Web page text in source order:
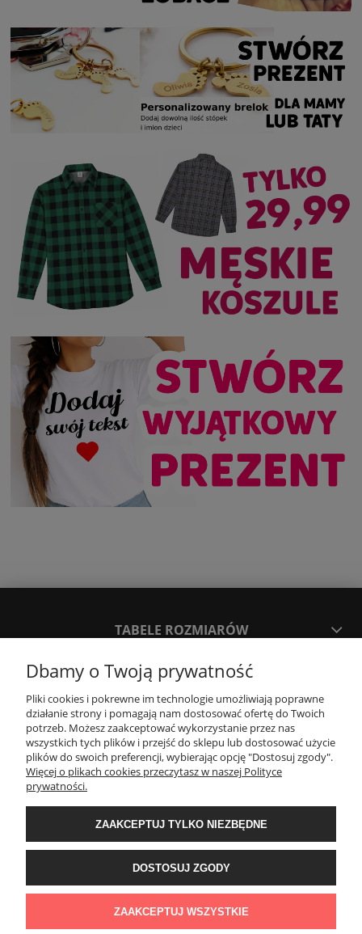
TABELE ROZMIARÓW
SPOSOBY PŁATNOŚCI ORAZ CZAS I KOSZTY DOSTAWY
DOSTAWY
KONTAKT
WYMIANA / ZWROTY / REKLAMACJE
REGULAMINY
Timeforf| ul. SOŁTYKA TADEUSZA 16C /SEGMENT NUMER 6 | 39-
300 Mielec | woj. podkarpackie |tel: 732 220 654pon-pt: 8:00-16:00 | mail:
Dbamy o Twoją prywatność
Pliki cookies i pokrewne im technologie umożliwiają poprawne
działanie strony i pomagają nam dostosować ofertę do Twoich
potrzeb. Możesz zaakceptować wykorzystanie przez nas
wszystkich tych plików i przejść do sklepu lub dostosować użycie
plików do swoich preferencji, wybierając opcję "Dostosuj zgody".
Więcej o plikach cookies przeczytasz w naszej Polityce
prywatności.
ZAAKCEPTUJ TYLKO NIEZBĘDNE
DOSTOSUJ ZGODY
ZAAKCEPTUJ WSZYSTKIE